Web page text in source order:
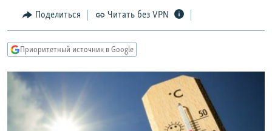
Вернутся
главной
навигации
Вернутся
поиску
МНЕНИЯ
IDEL.РЕАЛИИ
КАВКАЗ.РЕАЛИИ
СЕВЕР.РЕАЛИИ
СИБИРЬ.РЕАЛИИ
Поделиться Читать без VPN
Приоритетный источник в Google